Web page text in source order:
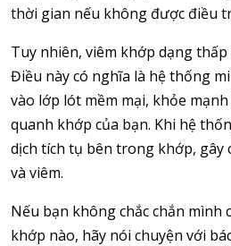
thời gian nếu không được điều
Tuy nhiên, viêm khớp dạng
Điều này có nghĩa là hệ thống
vào lớp lót mềm mại, khỏe
quanh khớp của bạn. Khi hệ
dịch tích tụ bên trong khớp, gây
và viêm.
Nếu bạn không chắc chắn mình
khớp nào, hãy nói chuyện với